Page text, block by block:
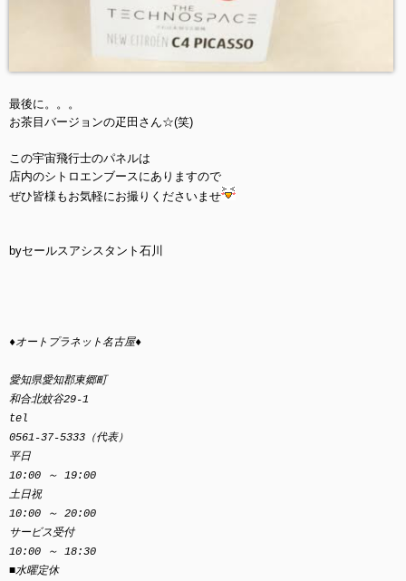
最後に。。。
お茶目バージョンの疋田さん☆(笑)
この宇宙飛行士のパネルは
店内のシトロエンブースにありますので
ぜひ皆様もお気軽にお撮りくださいませ
byセールスアシスタント石川
♦オートプラネット名古屋♦
愛知県愛知郡東郷町
和合北蚊谷29-1
tel
0561-37-5333（代表）
平日
10:00 ～ 19:00
土日祝
10:00 ～ 20:00
サービス受付
10:00 ～ 18:30
■水曜定休